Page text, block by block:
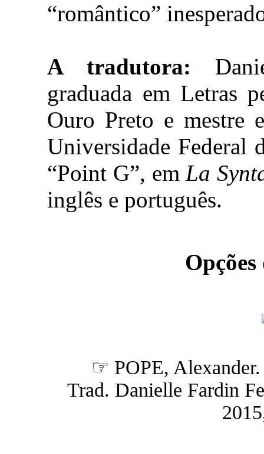
“romântico”
A tradutora:
graduada em Letras
Ouro Preto e mestre
Universidade Federal
“Point G”, emLa
inglês e português.
☞ POPE,
Trad. Danielle Fardin